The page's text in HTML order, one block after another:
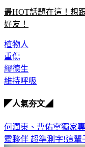
最HOT話題在這！想
好友！
植物人
重傷
繆德生
維持呼吸
◤人氣夯文◢
何潤東、曹佑寧獨家
靈夥伴 超準測字!這輩